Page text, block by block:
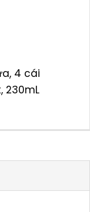
4 cái
230mL